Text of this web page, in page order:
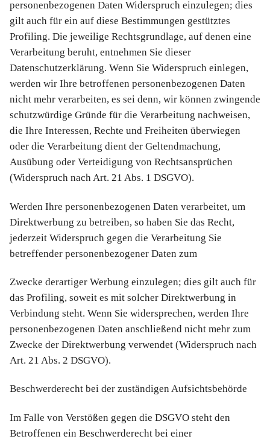
personenbezogenen Daten Widerspruch einzulegen; dies
gilt auch für ein auf diese Bestimmungen gestütztes
Profiling. Die jeweilige Rechtsgrundlage, auf denen eine
Verarbeitung beruht, entnehmen Sie dieser
Datenschutzerklärung. Wenn Sie Widerspruch einlegen,
werden wir Ihre betroffenen personenbezogenen Daten
nicht mehr verarbeiten, es sei denn, wir können zwingende
schutzwürdige Gründe für die Verarbeitung nachweisen,
die Ihre Interessen, Rechte und Freiheiten überwiegen
oder die Verarbeitung dient der Geltendmachung,
Ausübung oder Verteidigung von Rechtsansprüchen
(Widerspruch nach Art. 21 Abs. 1 DSGVO).
Werden Ihre personenbezogenen Daten verarbeitet, um
Direktwerbung zu betreiben, so haben Sie das Recht,
jederzeit Widerspruch gegen die Verarbeitung Sie
betreffender personenbezogener Daten zum
Zwecke derartiger Werbung einzulegen; dies gilt auch für
das Profiling, soweit es mit solcher Direktwerbung in
Verbindung steht. Wenn Sie widersprechen, werden Ihre
personenbezogenen Daten anschließend nicht mehr zum
Zwecke der Direktwerbung verwendet (Widerspruch nach
Art. 21 Abs. 2 DSGVO).
Beschwerderecht bei der zuständigen Aufsichtsbehörde
Im Falle von Verstößen gegen die DSGVO steht den
Betroffenen ein Beschwerderecht bei einer